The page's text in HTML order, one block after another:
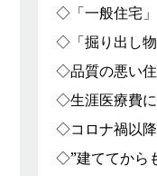
◇「一般住宅
◇「掘り出し物
◇品質の悪い
◇生涯医療費
◇コロナ禍以降
◇”建ててから